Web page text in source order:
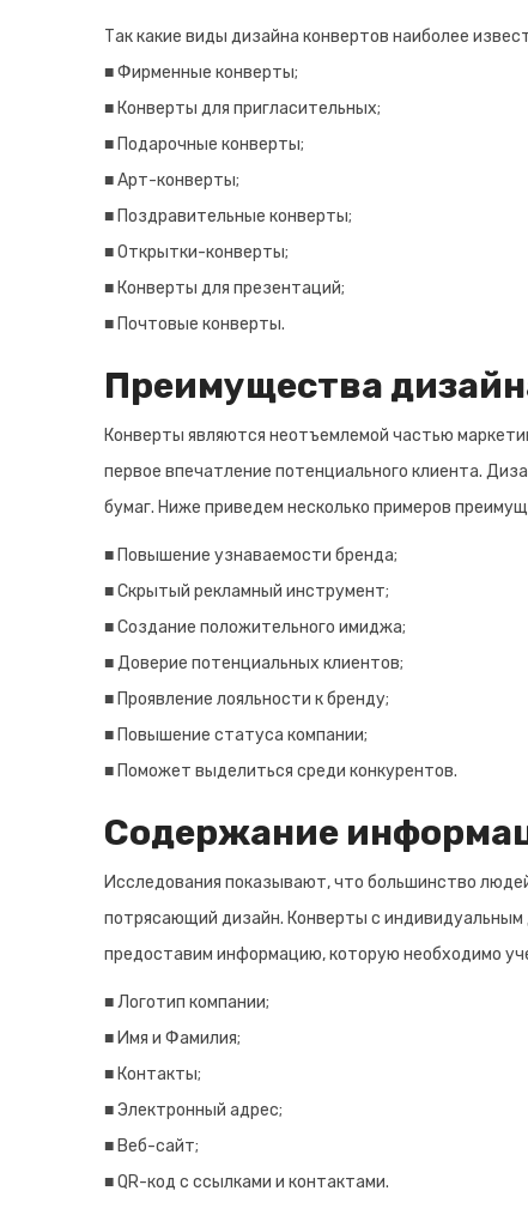
Так какие виды дизайна конвертов наиболее
■ Фирменные конверты;
■ Конверты для пригласительных;
■ Подарочные конверты;
■ Арт-конверты;
■ Поздравительные конверты;
■ Открытки-конверты;
■ Конверты для презентаций;
■ Почтовые конверты.
Преимущества
Конверты являются неотъемлемой частью
первое впечатление потенциального клиента.
бумаг. Ниже приведем несколько примеров
■ Повышение узнаваемости бренда;
■ Скрытый рекламный инструмент;
■ Создание положительного имиджа;
■ Доверие потенциальных клиентов;
■ Проявление лояльности к бренду;
■ Повышение статуса компании;
■ Поможет выделиться среди конкурентов.
Содержание
Исследования показывают, что большинство
потрясающий дизайн. Конверты с индивидуальным
предоставим информацию, которую необходимо
■ Логотип компании;
■ Имя и Фамилия;
■ Контакты;
■ Электронный адрес;
■ Веб-сайт;
■ QR-код с ссылками и контактами.